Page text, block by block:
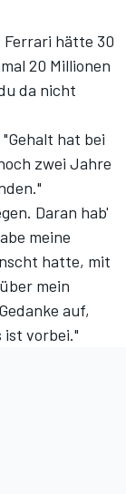
Ferrari hätte 30
20 Millionen
da nicht
hat bei
zwei Jahre
Daran hab'
meine
hatte, mit
mein
auf,
ist vorbei."